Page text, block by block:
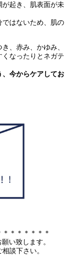
起き、肌表面が未
はないため、肌の
、赤み、かゆみ、
なったりとネガテ
今からケアしてお
＊＊＊＊＊＊
い致します。
談下さい。